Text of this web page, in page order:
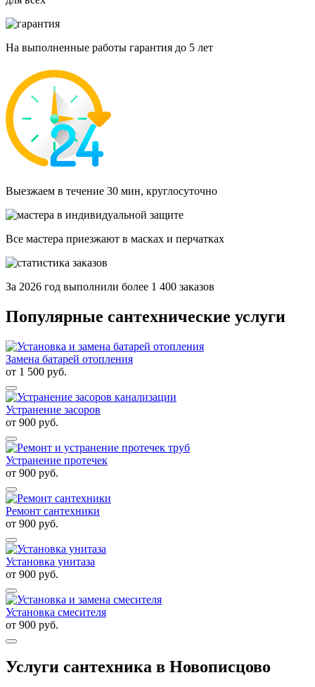
На выполненные работы гарантия до 5 лет
Выезжаем в течение 30 мин, круглосуточно
Все мастера приезжают в масках и перчатках
За 2026 год выполнили более 1 400 заказов
Популярные сантехнические услуги
Замена батарей отопления
от 1 500 руб.
Устранение засоров
от 900 руб.
Устранение протечек
от 900 руб.
Ремонт сантехники
от 900 руб.
Установка унитаза
от 900 руб.
Установка смесителя
от 900 руб.
Услуги сантехника в Новописцово